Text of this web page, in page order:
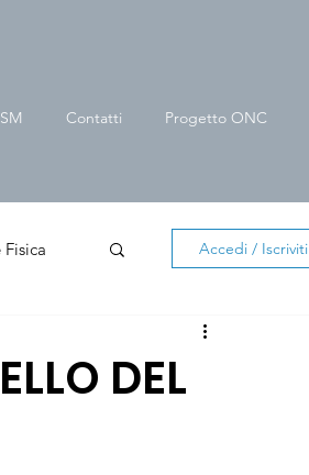
Contatti Progetto ONC
Fisica Accedi / Iscriviti
DEL